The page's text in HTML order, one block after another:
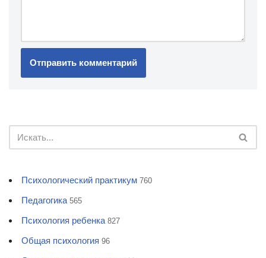
Психологический практикум 760
Педагогика 565
Психология ребенка 827
Общая психология 96